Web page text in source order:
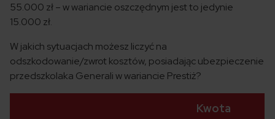
55.000 zł – w wariancie oszczędnym jest to jedynie
15.000 zł.
W jakich sytuacjach możesz liczyć na
odszkodowanie/zwrot kosztów, posiadając ubezpieczenie
przedszkolaka Generali w wariancie Prestiż?
Kwota